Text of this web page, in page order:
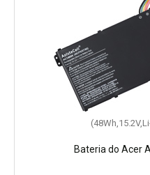
Bateria do Acer